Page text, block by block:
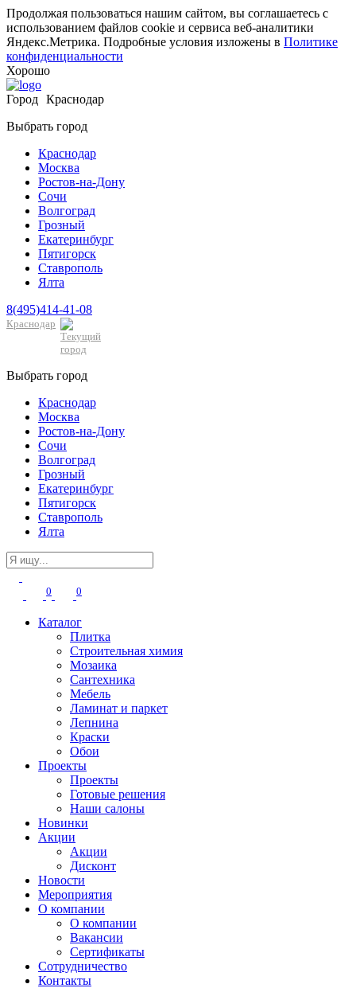
Продолжая пользоваться нашим сайтом, вы соглашаетесь с
использованием файлов cookie и сервиса веб-аналитики
Яндекс.Метрика. Подробные условия изложены в Политике
конфиденциальности
Хорошо
Город Краснодар
Выбрать город
Краснодар
Москва
Ростов-на-Дону
Сочи
Волгоград
Грозный
Екатеринбург
Пятигорск
Ставрополь
Ялта
8(495)414-41-08
Краснодар
Выбрать город
Краснодар
Москва
Ростов-на-Дону
Сочи
Волгоград
Грозный
Екатеринбург
Пятигорск
Ставрополь
Ялта
0 0
Каталог
Плитка
Строительная химия
Мозаика
Сантехника
Мебель
Ламинат и паркет
Лепнина
Краски
Обои
Проекты
Проекты
Готовые решения
Наши салоны
Новинки
Акции
Акции
Дисконт
Новости
Мероприятия
О компании
О компании
Вакансии
Сертификаты
Сотрудничество
Контакты